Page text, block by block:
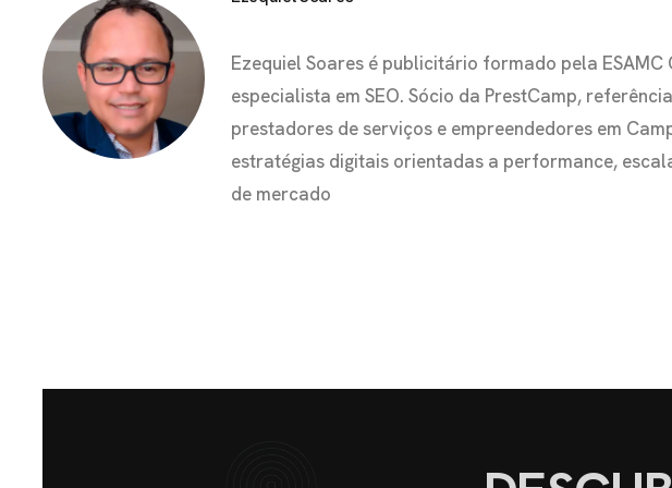
Ezequiel Soares é publicitário formado pela ESAMC
especialista em SEO. Sócio da PrestCamp,
prestadores de serviços e empreendedores em
estratégias digitais orientadas a performance,
de mercado